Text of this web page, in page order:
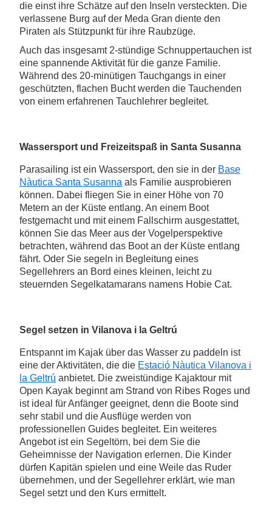
die einst ihre Schätze auf den Inseln versteckten. Die
verlassene Burg auf der Meda Gran diente den
Piraten als Stützpunkt für ihre Raubzüge.
Auch das insgesamt 2-stündige Schnuppertauchen ist
eine spannende Aktivität für die ganze Familie.
Während des 20-minütigen Tauchgangs in einer
geschützten, flachen Bucht werden die Tauchenden
von einem erfahrenen Tauchlehrer begleitet.
Wassersport und Freizeitspaß in Santa Susanna
Parasailing ist ein Wassersport, den sie in der Base
Nàutica Santa Susanna als Familie ausprobieren
können. Dabei fliegen Sie in einer Höhe von 70
Metern an der Küste entlang. An einem Boot
festgemacht und mit einem Fallschirm ausgestattet,
können Sie das Meer aus der Vogelperspektive
betrachten, während das Boot an der Küste entlang
fährt. Oder Sie segeln in Begleitung eines
Segellehrers an Bord eines kleinen, leicht zu
steuernden Segelkatamarans namens Hobie Cat.
Segel setzen in Vilanova i la Geltrú
Entspannt im Kajak über das Wasser zu paddeln ist
eine der Aktivitäten, die die Estació Nàutica Vilanova i
la Geltrú anbietet. Die zweistündige Kajaktour mit
Open Kayak beginnt am Strand von Ribes Roges und
ist ideal für Anfänger geeignet, denn die Boote sind
sehr stabil und die Ausflüge werden von
professionellen Guides begleitet. Ein weiteres
Angebot ist ein Segeltörn, bei dem Sie die
Geheimnisse der Navigation erlernen. Die Kinder
dürfen Kapitän spielen und eine Weile das Ruder
übernehmen, und der Segellehrer erklärt, wie man
Segel setzt und den Kurs ermittelt.